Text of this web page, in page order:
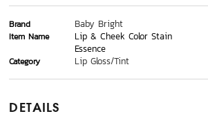
Brand Baby Bright
Item Name
Lip & Cheek Color Stain
Essence
Category Lip Gloss/Tint
DETAILS